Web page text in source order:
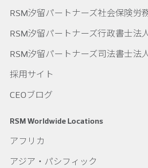
RSM汐留パートナーズ社会保険労
RSM汐留パートナーズ行政書士法
RSM汐留パートナーズ司法書士法
採用サイト
CEOブログ
RSM Worldwide Locations
アフリカ
アジア・パシフィック